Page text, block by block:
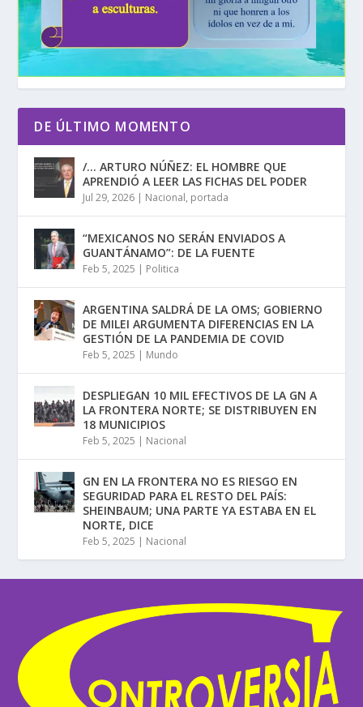
DE ÚLTIMO MOMENTO
/… ARTURO NÚÑEZ: EL HOMBRE QUE
APRENDIÓ A LEER LAS FICHAS DEL PODER
Jul 29, 2026 | Nacional, portada
“MEXICANOS NO SERÁN ENVIADOS A
GUANTÁNAMO”: DE LA FUENTE
Feb 5, 2025 | Politica
ARGENTINA SALDRÁ DE LA OMS; GOBIERNO
DE MILEI ARGUMENTA DIFERENCIAS EN LA
GESTIÓN DE LA PANDEMIA DE COVID
Feb 5, 2025 | Mundo
DESPLIEGAN 10 MIL EFECTIVOS DE LA GN A
LA FRONTERA NORTE; SE DISTRIBUYEN EN
18 MUNICIPIOS
Feb 5, 2025 | Nacional
GN EN LA FRONTERA NO ES RIESGO EN
SEGURIDAD PARA EL RESTO DEL PAÍS:
SHEINBAUM; UNA PARTE YA ESTABA EN EL
NORTE, DICE
Feb 5, 2025 | Nacional